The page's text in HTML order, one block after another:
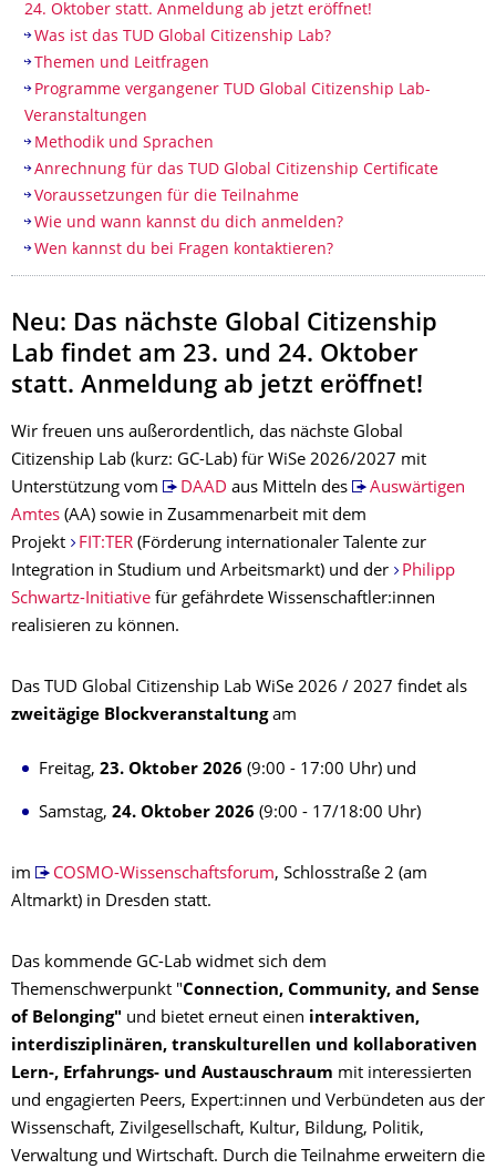
24. Oktober statt. Anmeldung ab jetzt eröffnet!
Was ist das TUD Global Citizenship Lab?
Themen und Leitfragen
Programme vergangener TUD Global Citizenship Lab-
Veranstaltungen
Methodik und Sprachen
Anrechnung für das TUD Global Citizenship Certificate
Voraussetzungen für die Teilnahme
Wie und wann kannst du dich anmelden?
Wen kannst du bei Fragen kontaktieren?
Neu: Das nächste Global Citizenship
Lab findet am 23. und 24. Oktober
statt. Anmeldung ab jetzt eröffnet!
Wir freuen uns außerordentlich, das nächste Global
Citizenship Lab (kurz: GC-Lab) für WiSe 2026/2027 mit
Unterstützung vom
DAAD aus Mitteln des
Auswärtigen
Amtes (AA) sowie in Zusammenarbeit mit dem
Projekt
FIT:TER (Förderung internationaler Talente zur
Integration in Studium und Arbeitsmarkt) und der
Philipp
Schwartz-Initiative für gefährdete Wissenschaftler:innen
realisieren zu können.
Das TUD Global Citizenship Lab WiSe 2026 / 2027 findet als
zweitägige Blockveranstaltungam
Freitag, 23. Oktober 2026 (9:00 - 17:00 Uhr) und
Samstag, 24. Oktober 2026 (9:00 - 17/18:00 Uhr)
im COSMO-Wissenschaftsforum, Schlosstraße 2 (am
Altmarkt) in Dresden statt.
Das kommende GC-Lab widmet sich dem
Themenschwerpunkt "Connection, Community, and Sense
of Belonging" und bietet erneut einen interaktiven,
interdisziplinären, transkulturellen und kollaborativen
Lern-, Erfahrungs- und Austauschraum mit interessierten
und engagierten Peers, Expert:innen und Verbündeten aus der
Wissenschaft, Zivilgesellschaft, Kultur, Bildung, Politik,
Verwaltung und Wirtschaft. Durch die Teilnahme erweitern die